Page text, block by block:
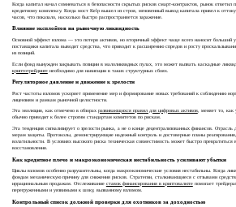
Когда капитал начал сомневаться в безопасности скрытых рисков смарт-контрактов, рынок ответил
кредитному комплексу. Когда мост Kelp вышел из строя, мгновенный вывод капитала привел к
часов, что показало, насколько быстро распространяется заражение.
Влияние эксплойтов на рыночную ликвидность
Основной эффект взлома — это потеря активов, но вторичный эффект чаще всего наносит больший
поставщики капитала выводят средства, что приводит к расширению спредов и росту
из позиций.
Если фонд вынужден закрывать позиции в малоликвидных пулах, это может вызвать каскадные
криптотрейдингенеобходимо для навигации в таких структурных сбоях.
Регуляторное давление и движение к зрелости
Рост частоты взломов ускоряет применение мер и формирование новых требований к соблюдению
лицензиям и рамкам рыночной целостности.
Эта эволюция, как отмечено в обзорах развивающихся правил для цифровых активов, меняет то, как
обычно приводит к более строгим стандартам комитетов по рискам.
Эта тенденция сигнализирует о зрелости рынка, а не о конце децентрализованных финансов.
мерам защиты. Протоколы, демонстрирующие надежный контроль и достоверные планы
волатильности. В условиях высокого риска техническая совместимость может быстро превратиться
восстановления.
Как кредитное плечо и макроэкономическая нестабильность усиливают убытки
Циклы взломов особенно разрушительны, когда макроэкономические условия нестабильны. Когда
фондам механическую причину для снижения рисков. Стратегии, сталкивающиеся с отзывами
иррациональным продажам. Отслеживание ставок финансирования в криптовалютепомогает
перегруженными и уязвимыми к шоку, вызванному взломом.
Контрольный список должной проверки для охотников за доходностью